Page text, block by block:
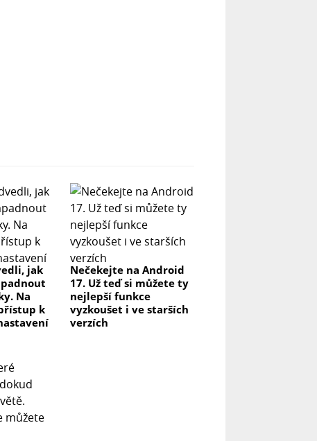
jak
Na
k
Nečekejte na Android
17. Už teď si můžete ty
nejlepší funkce
vyzkoušet i ve starších
verzích